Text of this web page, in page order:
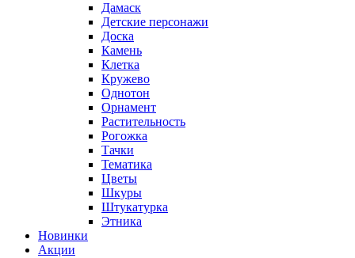
Дамаск
Детские персонажи
Доска
Камень
Клетка
Кружево
Однотон
Орнамент
Растительность
Рогожка
Тачки
Тематика
Цветы
Шкуры
Штукатурка
Этника
Новинки
Акции